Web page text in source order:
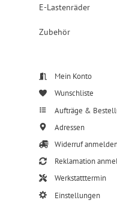
E-Lastenräder
Zubehör
Mein Konto
Wunschliste
Aufträge &
Adressen
Widerruf
Reklamation
Werkstatttermin
Einstellungen